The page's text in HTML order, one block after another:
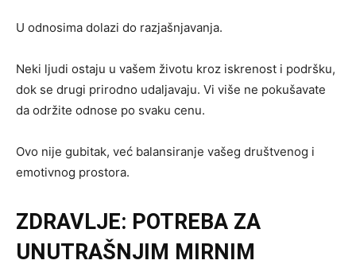
U odnosima dolazi do razjašnjavanja.
Neki ljudi ostaju u vašem životu kroz iskrenost i podršku,
dok se drugi prirodno udaljavaju. Vi više ne pokušavate
da održite odnose po svaku cenu.
Ovo nije gubitak, već balansiranje vašeg društvenog i
emotivnog prostora.
ZDRAVLJE: POTREBA ZA
UNUTRAŠNJIM MIRNIM